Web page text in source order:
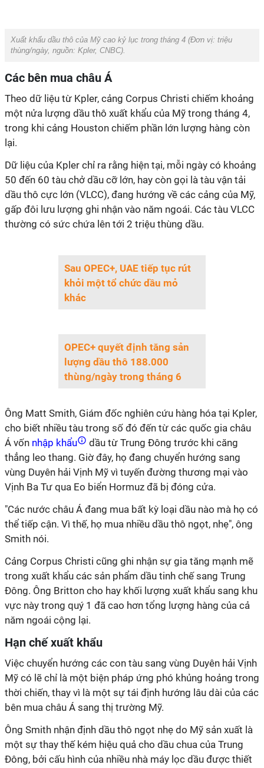
Xuất khẩu dầu thô của Mỹ cao kỷ lục trong tháng 4 (Đơn vị: triệu
thùng/ngày, nguồn: Kpler, CNBC).
Các bên mua châu Á
Theo dữ liệu từ Kpler, cảng Corpus Christi chiếm khoảng
một nửa lượng dầu thô xuất khẩu của Mỹ trong tháng 4,
trong khi cảng Houston chiếm phần lớn lượng hàng còn
lại.
Dữ liệu của Kpler chỉ ra rằng hiện tại, mỗi ngày có khoảng
50 đến 60 tàu chở dầu cỡ lớn, hay còn gọi là tàu vận tải
dầu thô cực lớn (VLCC), đang hướng về các cảng của Mỹ,
gấp đôi lưu lượng ghi nhận vào năm ngoái. Các tàu VLCC
thường có sức chứa lên tới 2 triệu thùng dầu.
Sau OPEC+, UAE tiếp tục rút
khỏi một tổ chức dầu mỏ
khác
OPEC+ quyết định tăng sản
lượng dầu thô 188.000
thùng/ngày trong tháng 6
Ông Matt Smith, Giám đốc nghiên cứu hàng hóa tại Kpler,
cho biết nhiều tàu trong số đó đến từ các quốc gia châu
Á vốn nhập khẩu
dầu từ Trung Đông trước khi căng
thẳng leo thang. Giờ đây, họ đang chuyển hướng sang
vùng Duyên hải Vịnh Mỹ vì tuyến đường thương mại vào
Vịnh Ba Tư qua Eo biển Hormuz đã bị đóng cửa.
"Các nước châu Á đang mua bất kỳ loại dầu nào mà họ có
thể tiếp cận. Vì thế, họ mua nhiều dầu thô ngọt, nhẹ", ông
Smith nói.
Cảng Corpus Christi cũng ghi nhận sự gia tăng mạnh mẽ
trong xuất khẩu các sản phẩm dầu tinh chế sang Trung
Đông. Ông Britton cho hay khối lượng xuất khẩu sang khu
vực này trong quý 1 đã cao hơn tổng lượng hàng của cả
năm ngoái cộng lại.
Hạn chế xuất khẩu
Việc chuyển hướng các con tàu sang vùng Duyên hải Vịnh
Mỹ có lẽ chỉ là một biện pháp ứng phó khủng hoảng trong
thời chiến, thay vì là một sự tái định hướng lâu dài của các
bên mua châu Á sang thị trường Mỹ.
Ông Smith nhận định dầu thô ngọt nhẹ do Mỹ sản xuất là
một sự thay thế kém hiệu quả cho dầu chua của Trung
Đông, bởi cấu hình của nhiều nhà máy lọc dầu được thiết